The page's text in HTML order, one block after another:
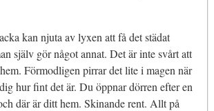
kan njuta av lyxen att få det städat
själv gör något annat. Det är inte svårt att
Förmodligen pirrar det lite i magen när
hur fint det är. Du öppnar dörren efter en
där är ditt hem. Skinande rent. Allt på